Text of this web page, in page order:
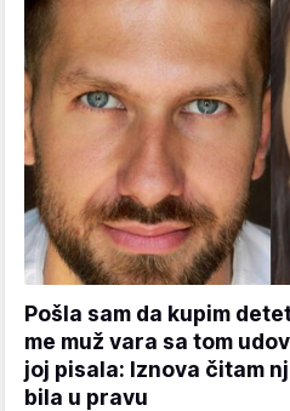
Pošla sam da kupim
me muž vara sa tom
joj pisala: Iznova čitam
bila u pravu